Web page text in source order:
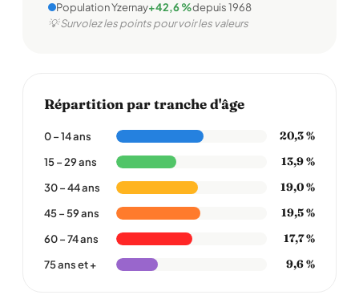
Population Yzernay+42,6 %depuis 1968
💡 Survolez les points pour voir les valeurs
Répartition par tranche d'âge
0 – 14 ans 20,3 %
15 – 29 ans 13,9 %
30 – 44 ans 19,0 %
45 – 59 ans 19,5 %
60 – 74 ans 17,7 %
75 ans et + 9,6 %